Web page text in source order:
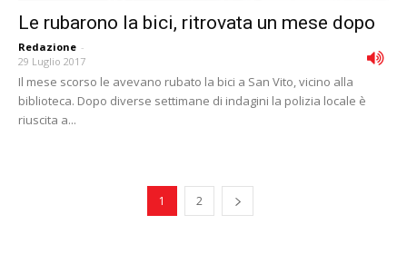
Le rubarono la bici, ritrovata un mese dopo
Redazione -
29 Luglio 2017
Il mese scorso le avevano rubato la bici a San Vito, vicino alla
biblioteca. Dopo diverse settimane di indagini la polizia locale è
riuscita a...
1 2